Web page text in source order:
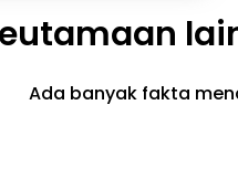
Ada banyak fakta